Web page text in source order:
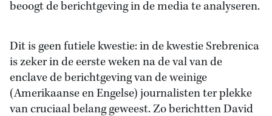
beoogt de berichtgeving in de media te analyseren.
Dit is geen futiele kwestie: in de kwestie Srebrenica
is zeker in de eerste weken na de val van de
enclave de berichtgeving van de weinige
(Amerikaanse en Engelse) journalisten ter plekke
van cruciaal belang geweest. Zo berichtten David